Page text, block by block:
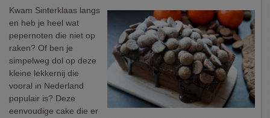
Kwam Sinterklaas langs
en heb je heel wat
pepernoten die niet op
raken? Of ben je
simpelweg dol op deze
kleine lekkernij die
vooral in Nederland
populair is? Deze
eenvoudige cake die er